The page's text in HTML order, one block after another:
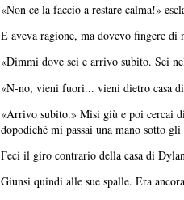
«Non ce la faccio a restare calma!»
E aveva ragione, ma dovevo fingere di
«Dimmi dove sei e arrivo subito. Sei
«N-no, vieni fuori... vieni dietro casa
«Arrivo subito.» Misi giù e poi cercai
dopodiché mi passai una mano sotto
Feci il giro contrario della casa di
Giunsi quindi alle sue spalle. Era